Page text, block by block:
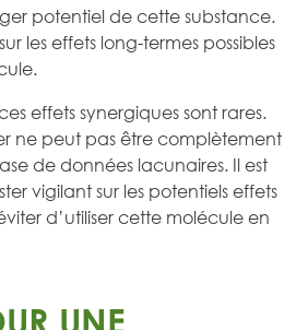
potentiel de cette substance.
les effets long-termes possibles
effets synergiques sont rares.
ne peut pas être complètement
de données lacunaires. Il est
vigilant sur les potentiels effets
d’utiliser cette molécule en
UNE